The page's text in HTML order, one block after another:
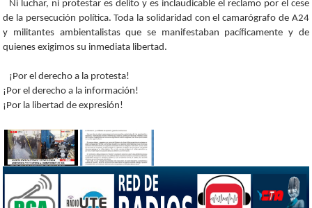
Ni luchar, ni protestar es delito y es inclaudicable el reclamo por el cese
de la persecución política. Toda la solidaridad con el camarógrafo de A24
y militantes ambientalistas que se manifestaban pacíficamente y de
quienes exigimos su inmediata libertad.
¡Por el derecho a la protesta!
¡Por el derecho a la información!
¡Por la libertad de expresión!